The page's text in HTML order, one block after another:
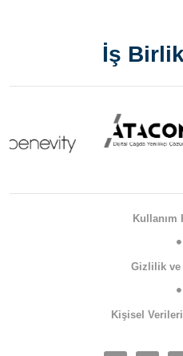
İş
Kullanım
Gizlilik ve
Kişisel